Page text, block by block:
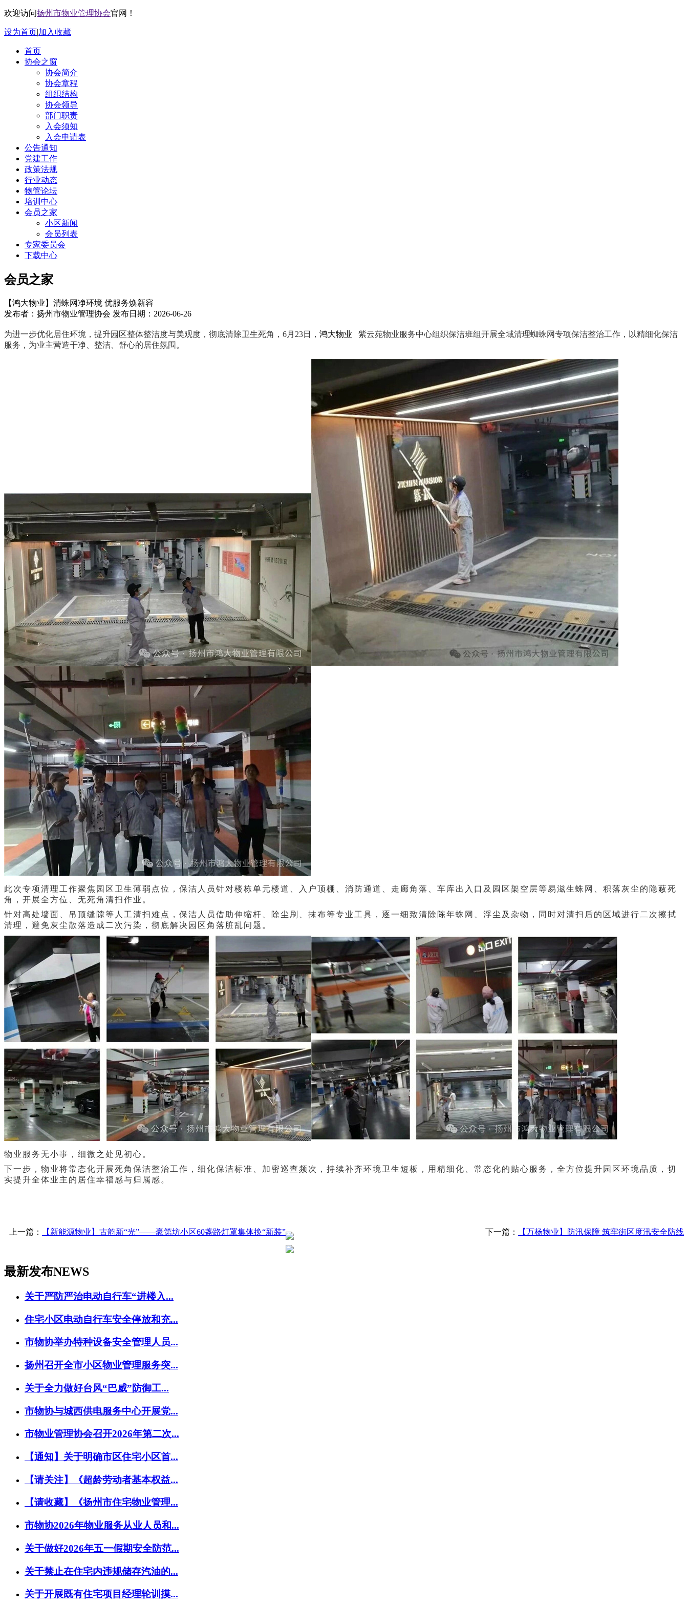
欢迎访问扬州市物业管理协会官网！
设为首页|加入收藏
首页
协会之窗
协会简介
协会章程
组织结构
协会领导
部门职责
入会须知
入会申请表
公告通知
党建工作
政策法规
行业动态
物管论坛
培训中心
会员之家
小区新闻
会员列表
专家委员会
下载中心
会员之家
【鸿大物业】清蛛网净环境 优服务焕新容
发布者：扬州市物业管理协会 发布日期：2026-06-26
为进一步优化居住环境，提升园区整体整洁度与美观度，彻底清除卫生死角，6月23日， 鸿大物业
紫云苑物业服务中心组织保洁班组开展全域清理蜘蛛网专项保洁整治工作，以精细化保洁
服务，为业主营造干净、整洁、舒心的居住氛围。
此次专项清理工作聚焦园区卫生薄弱点位，保洁人员针对楼栋单元楼道、入户顶棚、消防通道、走廊角落、车库出入口及园区架空层等易滋生蛛网、积落灰尘的隐蔽死
角，开展全方位、无死角清扫作业。
针对高处墙面、吊顶缝隙等人工清扫难点，保洁人员借助伸缩杆、除尘刷、抹布等专业工具，逐一细致清除陈年蛛网、浮尘及杂物，同时对清扫后的区域进行二次擦拭
清理，避免灰尘散落造成二次污染，彻底解决园区角落脏乱问题。
物业服务无小事，细微之处见初心。
下一步，物业将常态化开展死角保洁整治工作，细化保洁标准、加密巡查频次，持续补齐环境卫生短板，用精细化、常态化的贴心服务，全方位提升园区环境品质，切
实提升全体业主的居住幸福感与归属感。
上一篇： 【新能源物业】古韵新“光”——豪第坊小区60盏路灯罩集体换“新装” 下一篇： 【万杨物业】防汛保障 筑牢街区度汛安全防线
最新发布NEWS
关于严防严治电动自行车“进楼入...
住宅小区电动自行车安全停放和充...
市物协举办特种设备安全管理人员...
扬州召开全市小区物业管理服务突...
关于全力做好台风“巴威”防御工...
市物协与城西供电服务中心开展党...
市物业管理协会召开2026年第二次...
【通知】关于明确市区住宅小区首...
【请关注】《超龄劳动者基本权益...
【请收藏】《扬州市住宅物业管理...
市物协2026年物业服务从业人员和...
关于做好2026年五一假期安全防范...
关于禁止在住宅内违规储存汽油的...
关于开展既有住宅项目经理轮训摸...